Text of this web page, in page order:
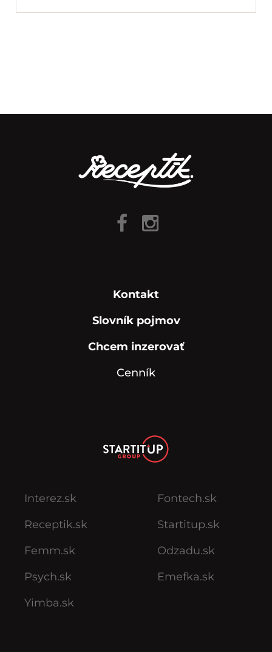
Kontakt
Slovník pojmov
Chcem inzerovať
Cenník
Interez.sk
Receptik.sk
Femm.sk
Psych.sk
Yimba.sk
Fontech.sk
Startitup.sk
Odzadu.sk
Emefka.sk